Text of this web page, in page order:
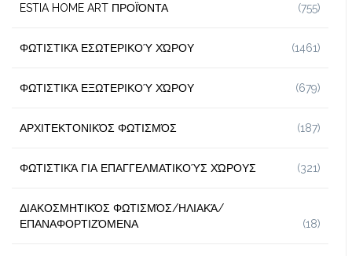
ESTIA HOME ART ΠΡΟΪΌΝΤΑ (755)
ΦΩΤΙΣΤΙΚΆ ΕΣΩΤΕΡΙΚΟΎ ΧΏΡΟΥ (1461)
ΦΩΤΙΣΤΙΚΆ ΕΞΩΤΕΡΙΚΟΎ ΧΏΡΟΥ (679)
ΑΡΧΙΤΕΚΤΟΝΙΚΌΣ ΦΩΤΙΣΜΌΣ (187)
ΦΩΤΙΣΤΙΚΆ ΓΙΑ ΕΠΑΓΓΕΛΜΑΤΙΚΟΎΣ ΧΏΡΟΥΣ (321)
ΔΙΑΚΟΣΜΗΤΙΚΌΣ ΦΩΤΙΣΜΌΣ/ΗΛΙΑΚΆ/
ΕΠΑΝΑΦΟΡΤΙΖΌΜΕΝΑ
(18)